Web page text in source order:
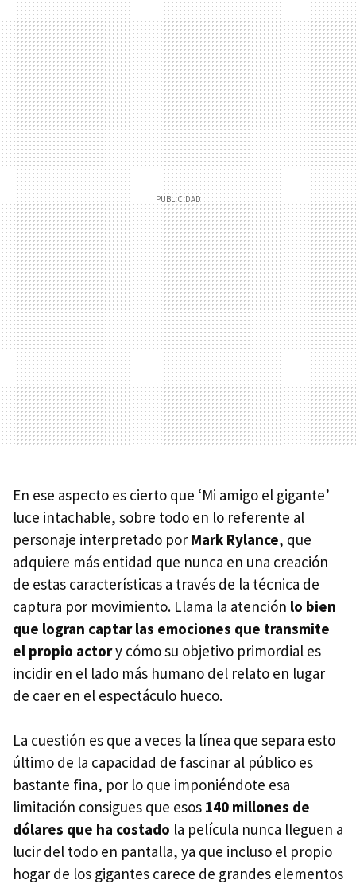
En ese aspecto es cierto que ‘Mi amigo el gigante’
luce intachable, sobre todo en lo referente al
personaje interpretado por Mark Rylance, que
adquiere más entidad que nunca en una creación
de estas características a través de la técnica de
captura por movimiento. Llama la atención lo bien
que logran captar las emociones que transmite
el propio actory cómo su objetivo primordial es
incidir en el lado más humano del relato en lugar
de caer en el espectáculo hueco.
La cuestión es que a veces la línea que separa esto
último de la capacidad de fascinar al público es
bastante fina, por lo que imponiéndote esa
limitación consigues que esos 140 millones de
dólares que ha costado la película nunca lleguen a
lucir del todo en pantalla, ya que incluso el propio
hogar de los gigantes carece de grandes elementos